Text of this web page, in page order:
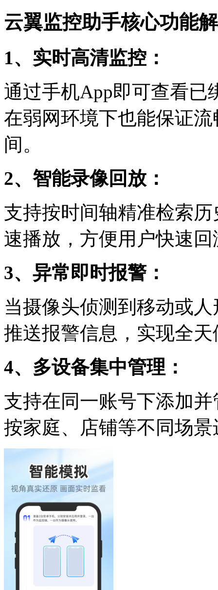
云翼监控助手核心功能
1、实时高清监控：
通过手机App即可查看已
在弱网环境下也能保证
间。
2、智能录像回放：
支持按时间轴精准检索
速播放，方便用户快速
3、异常即时报警：
当摄像头侦测到移动或
推送报警信息，实现全
4、多设备集中管理：
支持在同一账号下添加
按家庭、店铺等不同场